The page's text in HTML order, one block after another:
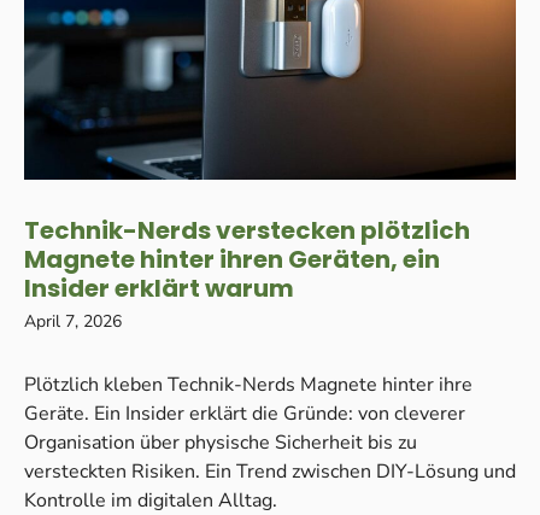
Technik-Nerds verstecken plötzlich
Magnete hinter ihren Geräten, ein
Insider erklärt warum
April 7, 2026
Plötzlich kleben Technik-Nerds Magnete hinter ihre
Geräte. Ein Insider erklärt die Gründe: von cleverer
Organisation über physische Sicherheit bis zu
versteckten Risiken. Ein Trend zwischen DIY-Lösung und
Kontrolle im digitalen Alltag.